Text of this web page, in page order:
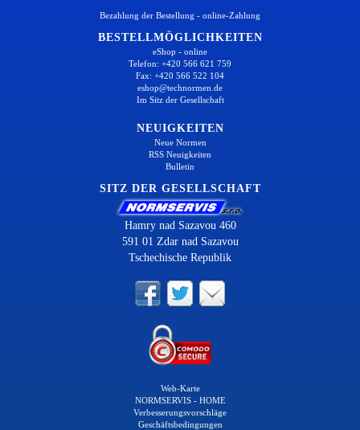
Bezahlung der Bestellung - online-Zahlung
BESTELLMÖGLICHKEITEN
eShop - online
Telefon: +420 566 621 759
Fax: +420 566 522 104
eshop@technormen.de
Im Sitz der Gesellschaft
NEUIGKEITEN
Neue Normen
RSS Neuigkeiten
Bulletin
SITZ DER GESELLSCHAFT
Hamry nad Sazavou 460
591 01 Zdar nad Sazavou
Tschechische Republik
Web-Karte
NORMSERVIS - HOME
Verbesserungsvorschläge
Geschäftsbedingungen